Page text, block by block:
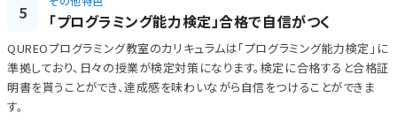
5 「プログラミング能力検定」合格で自信がつく
QUREOプログラミング教室のカリキュラムは「プログラミング能力検定」に
準拠しており、日々の授業が検定対策になります。検定に合格すると合格証
明書を貰うことができ、達成感を味わいながら自信をつけることができま
す。